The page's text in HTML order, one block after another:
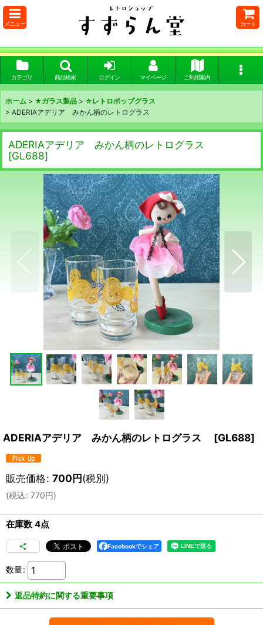
メニュー カート
カテゴリ 商品検索 ログイン マイページ ご利用案内
ホーム > ★ガラス製品 > ☆レトロポップグラス
> ADERIAアデリア みかん柄のレトログラス
ADERIAアデリア みかん柄のレトログラス
[GL688]
ADERIAアデリア みかん柄のレトログラス [GL688]
販売価格: 700円(税別)
(税込: 770円)
在庫数 4点
Facebookでシェア
数量:
返品特約に関する重要事項